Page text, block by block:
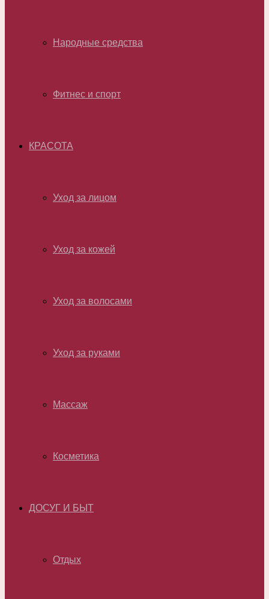
Народные средства
Фитнес и спорт
КРАСОТА
Уход за лицом
Уход за кожей
Уход за волосами
Уход за руками
Массаж
Косметика
ДОСУГ И БЫТ
Отдых